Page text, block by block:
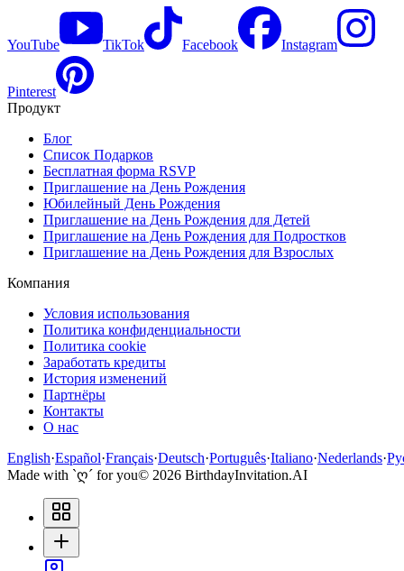
YouTube TikTok Facebook Instagram
Pinterest
Продукт
Блог
Список Подарков
Бесплатная форма RSVP
Приглашение на День Рождения
Юбилейный День Рождения
Приглашение на День Рождения для Детей
Приглашение на День Рождения для Подростков
Приглашение на День Рождения для Взрослых
Компания
Условия использования
Политика конфиденциальности
Политика cookie
Заработать кредиты
История изменений
Партнёры
Контакты
О нас
English·Español·Français·Deutsch·Português·Italiano·Nederlands·
Made with `ღ´ for you© 2026 BirthdayInvitation.AI